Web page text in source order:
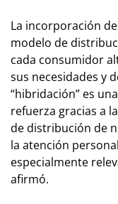
La incorporación
modelo de
cada consumidor
sus necesidades y
“hibridación” es
refuerza gracias a
de distribución de
la atención
especialmente
afirmó.